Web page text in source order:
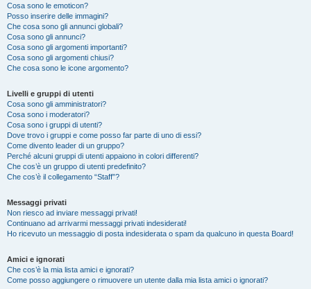
Cosa sono le emoticon?
Posso inserire delle immagini?
Che cosa sono gli annunci globali?
Cosa sono gli annunci?
Cosa sono gli argomenti importanti?
Cosa sono gli argomenti chiusi?
Che cosa sono le icone argomento?
Livelli e gruppi di utenti
Cosa sono gli amministratori?
Cosa sono i moderatori?
Cosa sono i gruppi di utenti?
Dove trovo i gruppi e come posso far parte di uno di essi?
Come divento leader di un gruppo?
Perché alcuni gruppi di utenti appaiono in colori differenti?
Che cos’è un gruppo di utenti predefinito?
Che cos’è il collegamento “Staff”?
Messaggi privati
Non riesco ad inviare messaggi privati!
Continuano ad arrivarmi messaggi privati indesiderati!
Ho ricevuto un messaggio di posta indesiderata o spam da qualcuno in questa Board!
Amici e ignorati
Che cos’è la mia lista amici e ignorati?
Come posso aggiungere o rimuovere un utente dalla mia lista amici o ignorati?